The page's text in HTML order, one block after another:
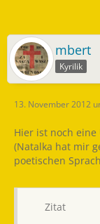
mbert
Kyrilik
13. November 2012
Hier ist noch eine
(Natalka hat mir
poetischen
Zitat